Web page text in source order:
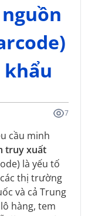
7
cầu minh
truy xuất
là yếu tố
thị trường
và cả Trung
hàng, tem